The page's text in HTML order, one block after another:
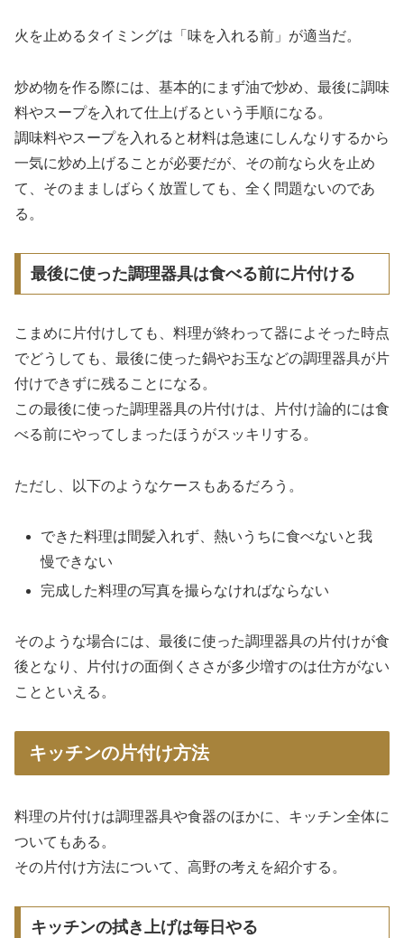
火を止めるタイミングは「味を入れる前」が適当だ。
炒め物を作る際には、基本的にまず油で炒め、最後に調味
料やスープを入れて仕上げるという手順になる。
調味料やスープを入れると材料は急速にしんなりするから
一気に炒め上げることが必要だが、その前なら火を止め
て、そのまましばらく放置しても、全く問題ないのであ
る。
最後に使った調理器具は食べる前に片付ける
こまめに片付けしても、料理が終わって器によそった時点
でどうしても、最後に使った鍋やお玉などの調理器具が片
付けできずに残ることになる。
この最後に使った調理器具の片付けは、片付け論的には食
べる前にやってしまったほうがスッキリする。
ただし、以下のようなケースもあるだろう。
できた料理は間髪入れず、熱いうちに食べないと我
慢できない
完成した料理の写真を撮らなければならない
そのような場合には、最後に使った調理器具の片付けが食
後となり、片付けの面倒くささが多少増すのは仕方がない
ことといえる。
キッチンの片付け方法
料理の片付けは調理器具や食器のほかに、キッチン全体に
ついてもある。
その片付け方法について、高野の考えを紹介する。
キッチンの拭き上げは毎日やる